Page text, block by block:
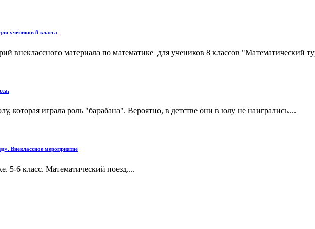
учеников 8 класса
внеклассного материала по математике для учеников 8 классов "Математический
которая играла роль "барабана". Вероятно, в детстве они в юлу не наигрались....
Внеклассное мероприятие
5-6 класс. Математический поезд....